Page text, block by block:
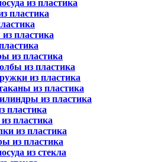
из пластика
пластика
пластика
из пластика
из пластика
из пластика
из пластика
из пластика
пластика
пластика
из пластика
из пластика
из стекла